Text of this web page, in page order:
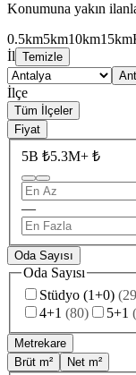
Konumuna yakın
0.5km5km10km15km
İl Temizle
İlçe
Tüm İlçeler
Fiyat
5B ₺5.3M+ ₺
—
Oda Sayısı
Oda Sayısı
Stüdyo (1+0) (29
4+1 (80) 5+1 (
Metrekare
Brüt m²
Net m²